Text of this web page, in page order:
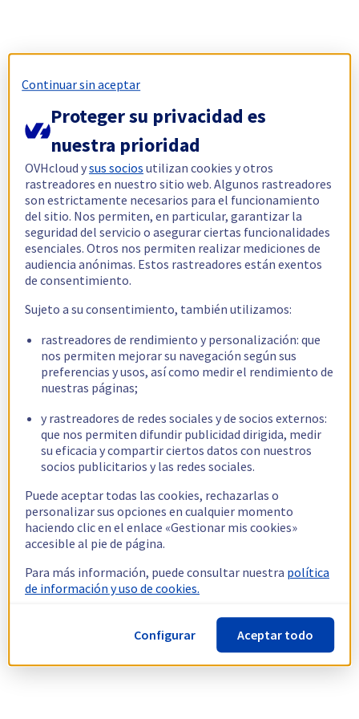
Continuar sin aceptar
Proteger su privacidad es
nuestra prioridad
OVHcloud ysus socios utilizan cookies y otros
rastreadores en nuestro sitio web. Algunos rastreadores
son estrictamente necesarios para el funcionamiento
del sitio. Nos permiten, en particular, garantizar la
seguridad del servicio o asegurar ciertas funcionalidades
esenciales. Otros nos permiten realizar mediciones de
audiencia anónimas. Estos rastreadores están exentos
de consentimiento.
Sujeto a su consentimiento, también utilizamos:
rastreadores de rendimiento y personalización: que
nos permiten mejorar su navegación según sus
preferencias y usos, así como medir el rendimiento de
nuestras páginas;
y rastreadores de redes sociales y de socios externos:
que nos permiten difundir publicidad dirigida, medir
su eficacia y compartir ciertos datos con nuestros
socios publicitarios y las redes sociales.
Puede aceptar todas las cookies, rechazarlas o
personalizar sus opciones en cualquier momento
haciendo clic en el enlace «Gestionar mis cookies»
accesible al pie de página.
Para más información, puede consultar nuestra política
de información y uso de cookies.
Configurar Aceptar todo